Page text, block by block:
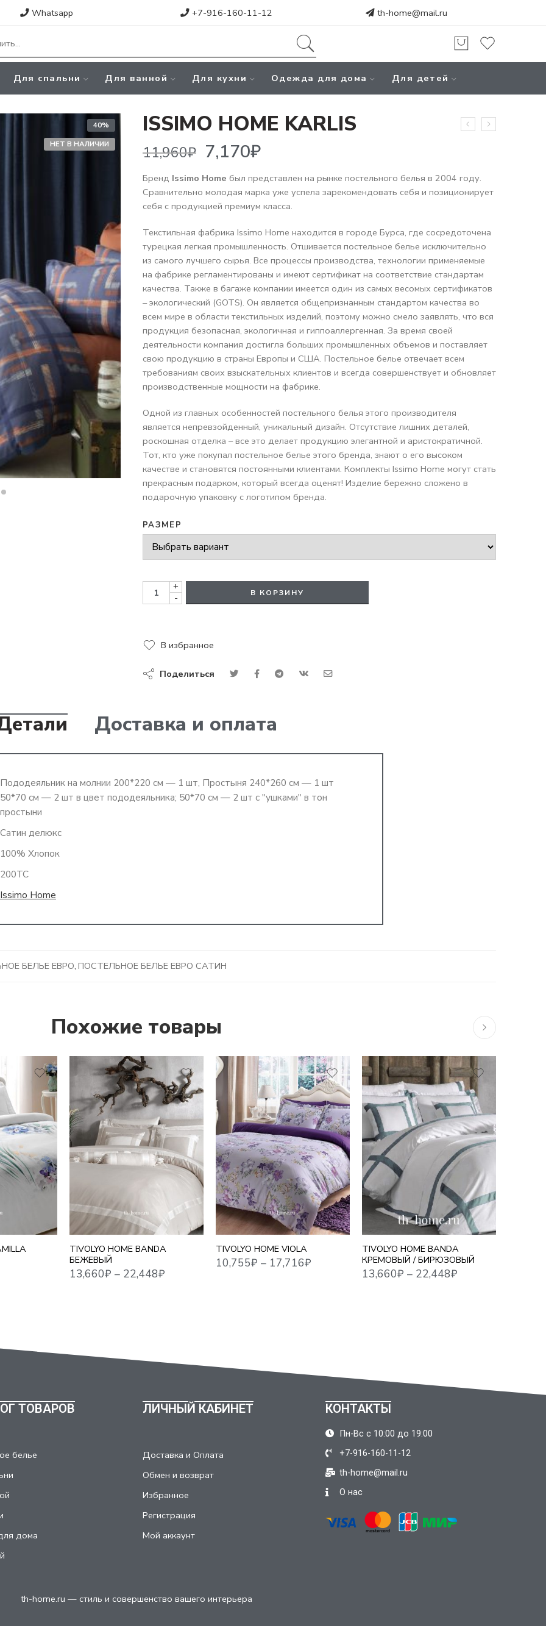
Whatsapp +7-916-160-11-12 th-home@mail.ru
Для спальни Для ванной Для кухни Одежда для дома Для детей
40%
НЕТ В НАЛИЧИИ
ISSIMO HOME KARLIS
11,960 7,170₽
Бренд Issimo Home был представлен на рынке постельного белья в 2004 году.
Сравнительно молодая марка уже успела зарекомендовать себя и позиционирует
себя с продукцией премиум класса.
Текстильная фабрика Issimo Home находится в городе Бурса, где сосредоточена
турецкая легкая промышленность. Отшивается постельное белье исключительно
из самого лучшего сырья. Все процессы производства, технологии применяемые
на фабрике регламентированы и имеют сертификат на соответствие стандартам
качества. Также в багаже компании имеется один из самых весомых сертификатов
– экологический (GOTS). Он является общепризнанным стандартом качества во
всем мире в области текстильных изделий, поэтому можно смело заявлять, что вся
продукция безопасная, экологичная и гиппоаллергенная. За время своей
деятельности компания достигла больших промышленных объемов и поставляет
свою продукцию в страны Европы и США. Постельное белье отвечает всем
требованиям своих взыскательных клиентов и всегда совершенствует и обновляет
производственные мощности на фабрике.
Одной из главных особенностей постельного белья этого производителя
является непревзойденный, уникальный дизайн. Отсутствие лишних деталей,
роскошная отделка – все это делает продукцию элегантной и аристократичной.
Тот, кто уже покупал постельное белье этого бренда, знают о его высоком
качестве и становятся постоянными клиентами. Комплекты Issimo Home могут стать
прекрасным подарком, который всегда оценят! Изделие бережно сложено в
подарочную упаковку с логотипом бренда.
РАЗМЕР
+
-
В КОРЗИНУ
В избранное
Поделиться
Доставка и оплата
Пододеяльник на молнии 200*220 см — 1 шт, Простыня 240*260 см — 1 шт
50*70 см — 2 шт в цвет пододеяльника; 50*70 см — 2 шт c "ушками" в тон
простыни
Сатин делюкс
100% Хлопок
200TC
Issimo Home
БЕЛЬЕ ЕВРО, ПОСТЕЛЬНОЕ БЕЛЬЕ ЕВРО САТИН
Похожие товары
TIVOLYO HOME BANDA
БЕЖЕВЫЙ
13,660₽–22,448₽
1,5 СПАЛЬНЫЙ
ЕВРО MAXI
СЕМЕЙНЫЙ
TIVOLYO HOME VIOLA
10,755 –17,716₽
1,5 СПАЛЬНЫЙ
ЕВРО
ЕВРО MAXI
СЕМЕЙНЫЙ
TIVOLYO HOME BANDA
КРЕМОВЫЙ / БИРЮЗОВЫЙ
13,660₽ – 22,448₽
1,5 СПАЛЬНЫЙ
ЕВРО СТАНДАРТ
ЕВРО MAXI
СЕМЕЙНЫЙ
17,875₽
ТОВАРОВ
белье
дома
ЛИЧНЫЙ КАБИНЕТ
Доставка и Оплата
Обмен и возврат
Избранное
Регистрация
Мой аккаунт
КОНТАКТЫ
Пн-Вс с 10:00 до 19:00
+7-916-160-11-12
th-home@mail.ru
О нас
th-home.ru — стиль и совершенство вашего интерьера